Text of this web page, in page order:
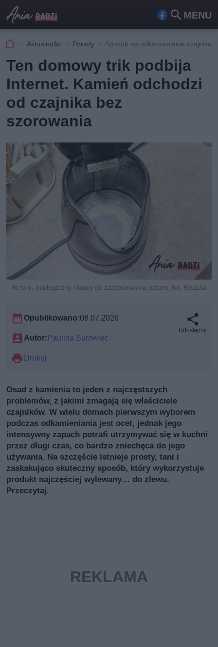
MENU
Fa
ook
Szu
kaj
Aktualności Porady Sposób na odkamienianie czajnika
Ten domowy trik podbija
Internet. Kamień odchodzi
od czajnika bez
szorowania
To tani, ekologiczny i łatwy do zastosowania patent, fot. ReaLiia
Opublikowano:08.07.2026
Autor:Paulina Surowiec
Drukuj
Udostępnij
Osad z kamienia to jeden z najczęstszych
problemów, z jakimi zmagają się właściciele
czajników. W wielu domach pierwszym wyborem
podczas odkamieniania jest ocet, jednak jego
intensywny zapach potrafi utrzymywać się w kuchni
przez długi czas, co bardzo zniechęca do jego
używania. Na szczęście istnieje prosty, tani i
zaskakująco skuteczny sposób, który wykorzystuje
produkt najczęściej wylewany… do zlewu.
Przeczytaj.